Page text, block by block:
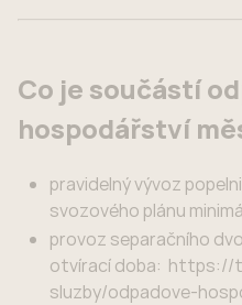
Co je součástí
hospodářství
pravidelný vývoz
svozového plánu
provoz separačního
otvírací doba: https://
sluzby/odpadove-